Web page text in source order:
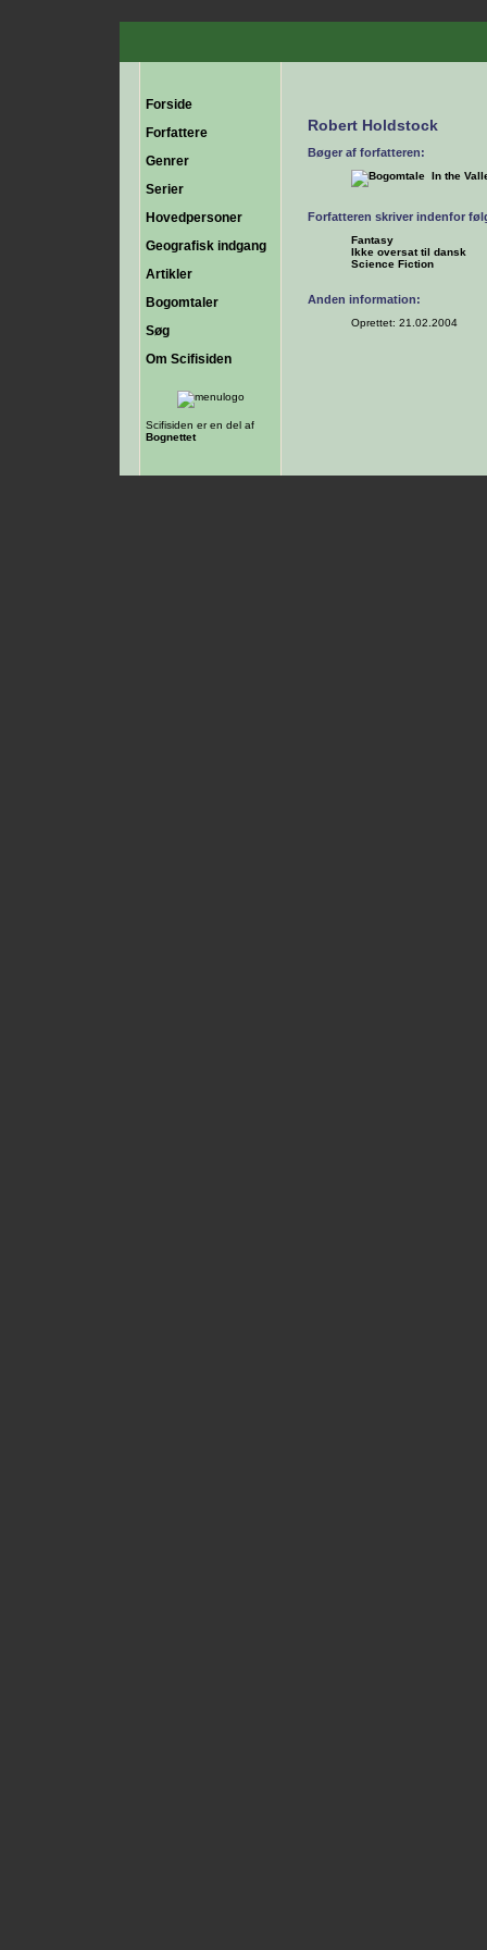
Forside
Forfattere
Genrer
Serier
Hovedpersoner
Geografisk indgang
Artikler
Bogomtaler
Søg
Om Scifisiden
Scifisiden er en del af
Bognettet
Robert Holdstock
Bøger af forfatteren:
In the
Forfatteren skriver indenfor
Fantasy
Ikke oversat til dansk
Science Fiction
Anden information:
Oprettet: 21.02.2004